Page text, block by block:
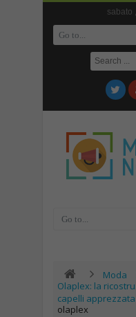
sabato
Moda
Olaplex: la
capelli apprezzata
olaplex